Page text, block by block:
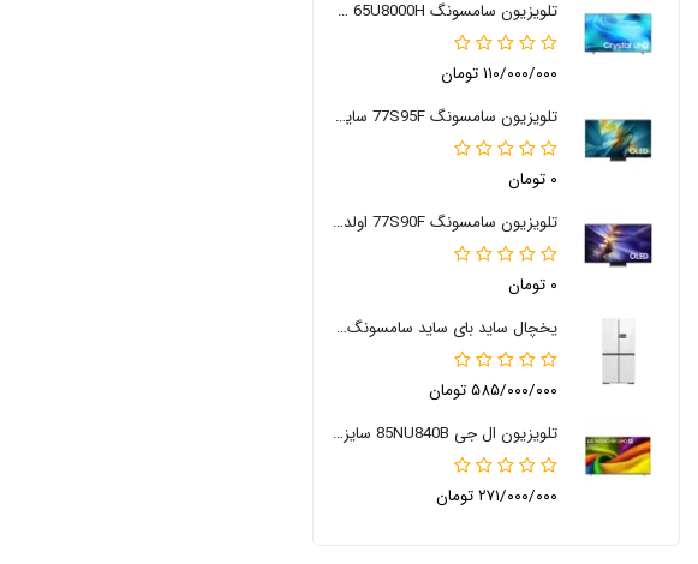
تلویزیون سامسونگ 65U8000H سایز 65 اینچ 2026
۱۱۰/۰۰۰/۰۰۰ تومان
تلویزیون سامسونگ 77S95F سایز 77 اینچ
۰ تومان
تلویزیون سامسونگ 77S90F اولد 77 اینچ
۰ تومان
یخچال ساید بای ساید سامسونگ RM90
۵۸۵/۰۰۰/۰۰۰ تومان
تلویزیون ال جی 85NU840B سایز 85 اینچ 2026
۲۷۱/۰۰۰/۰۰۰ تومان